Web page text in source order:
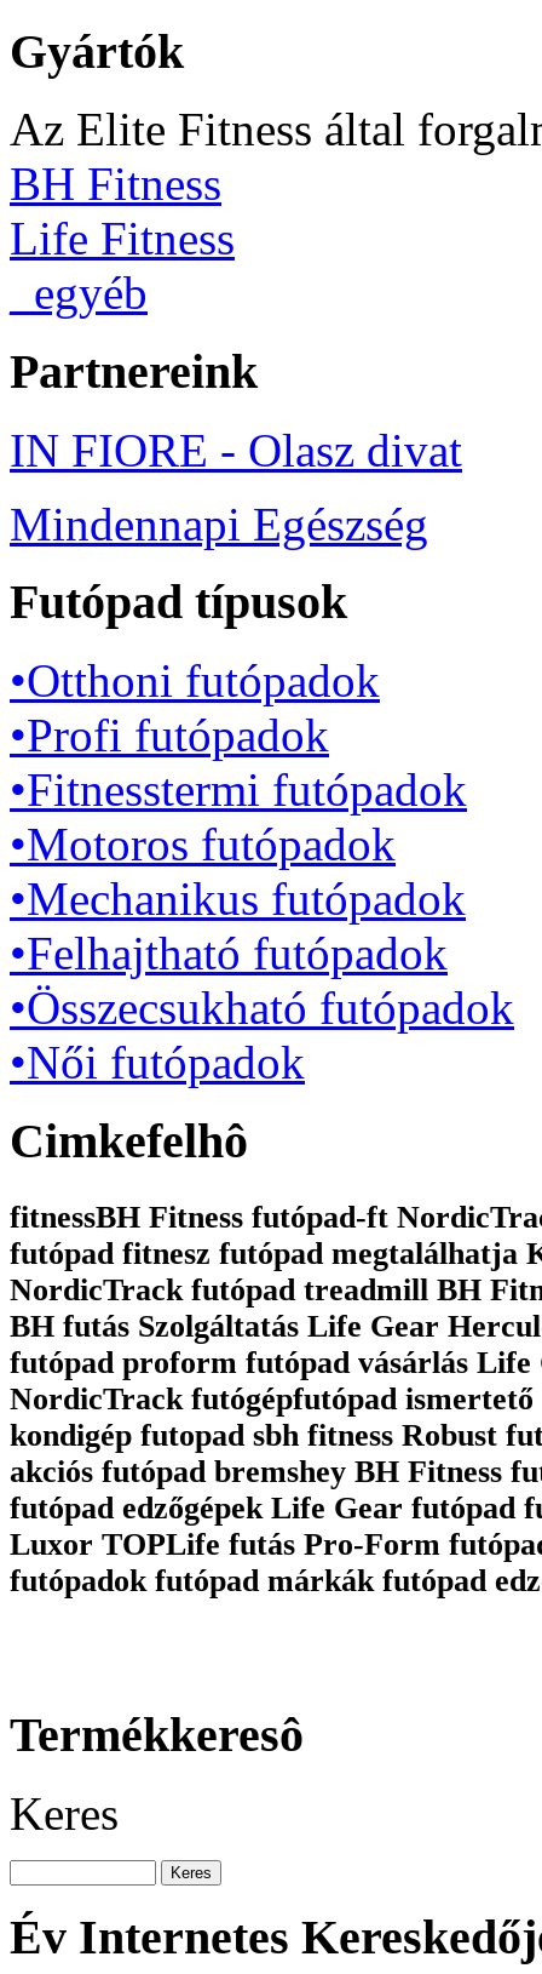
Gyártók
Az Elite Fitness által
BH Fitness
Life Fitness
_egyéb
Partnereink
IN FIORE - Olasz divat
Mindennapi Egészség
Futópad típusok
•Otthoni futópadok
•Profi futópadok
•Fitnesstermi futópadok
•Motoros futópadok
•Mechanikus futópadok
•Felhajtható futópadok
•Összecsukható futópadok
•Női futópadok
Cimkefelhô
fitnessBH Fitness futópad-ft
futópad fitnesz futópad megtalálhatja
NordicTrack futópad treadmill BH
BH futás Szolgáltatás Life Gear
futópad proform futópad vásárlás
NordicTrack futógépfutópad
kondigép futopad sbh fitness Robust
akciós futópad bremshey BH Fitness
futópad edzőgépek Life Gear futópad
Luxor TOPLife futás Pro-Form
futópadok futópad márkák futópad
Termékkeresô
Keres
Év Internetes